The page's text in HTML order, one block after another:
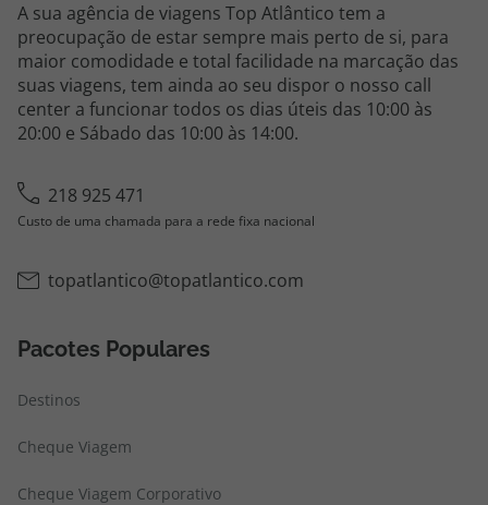
A sua agência de viagens Top Atlântico tem a
preocupação de estar sempre mais perto de si, para
maior comodidade e total facilidade na marcação das
suas viagens, tem ainda ao seu dispor o nosso call
center a funcionar todos os dias úteis das 10:00 às
20:00 e Sábado das 10:00 às 14:00.
218 925 471
Custo de uma chamada para a rede fixa nacional
topatlantico@topatlantico.com
Pacotes Populares
Destinos
Cheque Viagem
Cheque Viagem Corporativo